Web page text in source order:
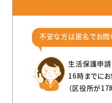
不安な⽅は匿名でお問
⽣活保護申
16時までに
（区役所が17